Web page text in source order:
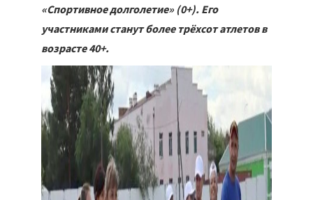
«Спортивное долголетие» (0+). Его
участниками станут более трёхсот атлетов в
возрасте 40+.